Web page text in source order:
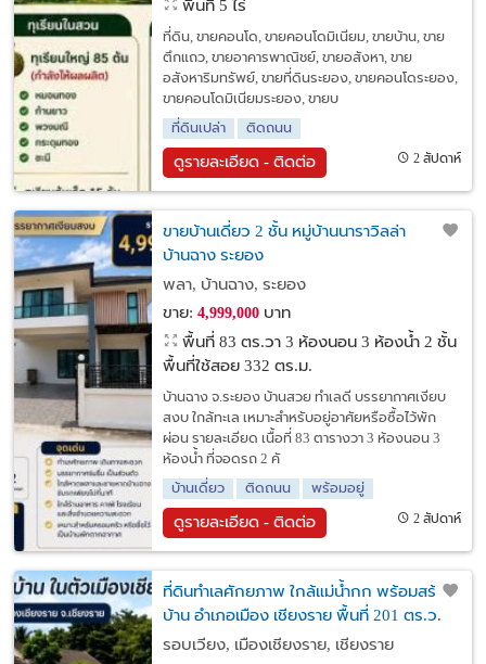
พื้นที่ 5 ไร่
ที่ดิน, ขายคอนโด, ขายคอนโดมิเนียม, ขายบ้าน, ขาย
ตึกแถว, ขายอาคารพาณิชย์, ขายอสังหา, ขาย
อสังหาริมทรัพย์, ขายที่ดินระยอง, ขายคอนโดระยอง,
ขายคอนโดมิเนียมระยอง, ขายบ
ที่ดินเปล่า
ติดถนน
ดูรายละเอียด - ติดต่อ 2 สัปดาห์
ขายบ้านเดี่ยว 2 ชั้น หมู่บ้านนาราวิลล่า
บ้านฉาง ระยอง
พลา, บ้านฉาง, ระยอง
ขาย: 4,999,000บาท
พื้นที่ 83 ตร.วา 3 ห้องนอน 3 ห้องน้ำ 2 ชั้น
พื้นที่ใช้สอย 332 ตร.ม.
บ้านฉาง จ.ระยอง บ้านสวย ทำเลดี บรรยากาศเงียบ
สงบ ใกล้ทะเล เหมาะสำหรับอยู่อาศัยหรือซื้อไว้พัก
ผ่อน รายละเอียด เนื้อที่ 83 ตารางวา 3 ห้องนอน 3
ห้องน้ำ ที่จอดรถ 2 คั
บ้านเดี่ยว
ติดถนน พร้อมอยู่
ดูรายละเอียด - ติดต่อ 2 สัปดาห์
ที่ดินทำเลศักยภาพ ใกล้แม่น้ำกก พร้อมสร้าง
บ้าน อำเภอเมือง เชียงราย พื้นที่ 201 ตร.ว.
รอบเวียง, เมืองเชียงราย, เชียงราย